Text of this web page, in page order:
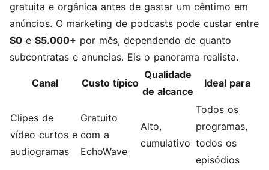
gratuita e orgânica antes de gastar um cêntimo em
anúncios. O marketing de podcasts pode custar entre
$0 e $5.000+ por mês, dependendo de quanto
subcontratas e anuncias. Eis o panorama realista.
Canal Custo típico
Qualidade
de alcance
Ideal para
Clipes de
vídeo curtos e
audiogramas
Gratuito
com a
EchoWave
Alto,
cumulativo
Todos os
programas,
todos os
episódios